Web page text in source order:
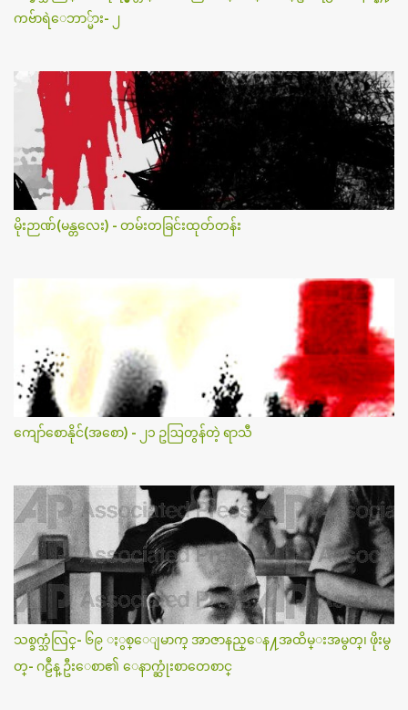
ကဗ်ာရဲေဘာ္မ်ား- ၂
မိုးဉာဏ်(မန္တလေး) - တမ်းတခြင်းထုတ်တန်း
ကျော်စောနိုင်(အစော) - ၂၁ ဥဩတွန်တဲ့ ရာသီ
သစ္ခက္သံလြင္- ၆၉ ႏွစ္ေျမာက္ အာဇာနည္ေန႔အထိမ္းအမွတ္၊ ဖိုးမွ
တ္- ဂဠဳန္ ဦးေစာ၏ ေနာက္ဆုံးစာတေစာင္